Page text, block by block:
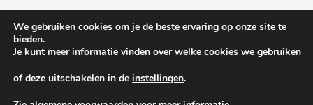
We gebruiken cookies om je de beste ervaring op onze site te
bieden.
Je kunt meer informatie vinden over welke cookies we gebruiken
of deze uitschakelen in de instellingen.